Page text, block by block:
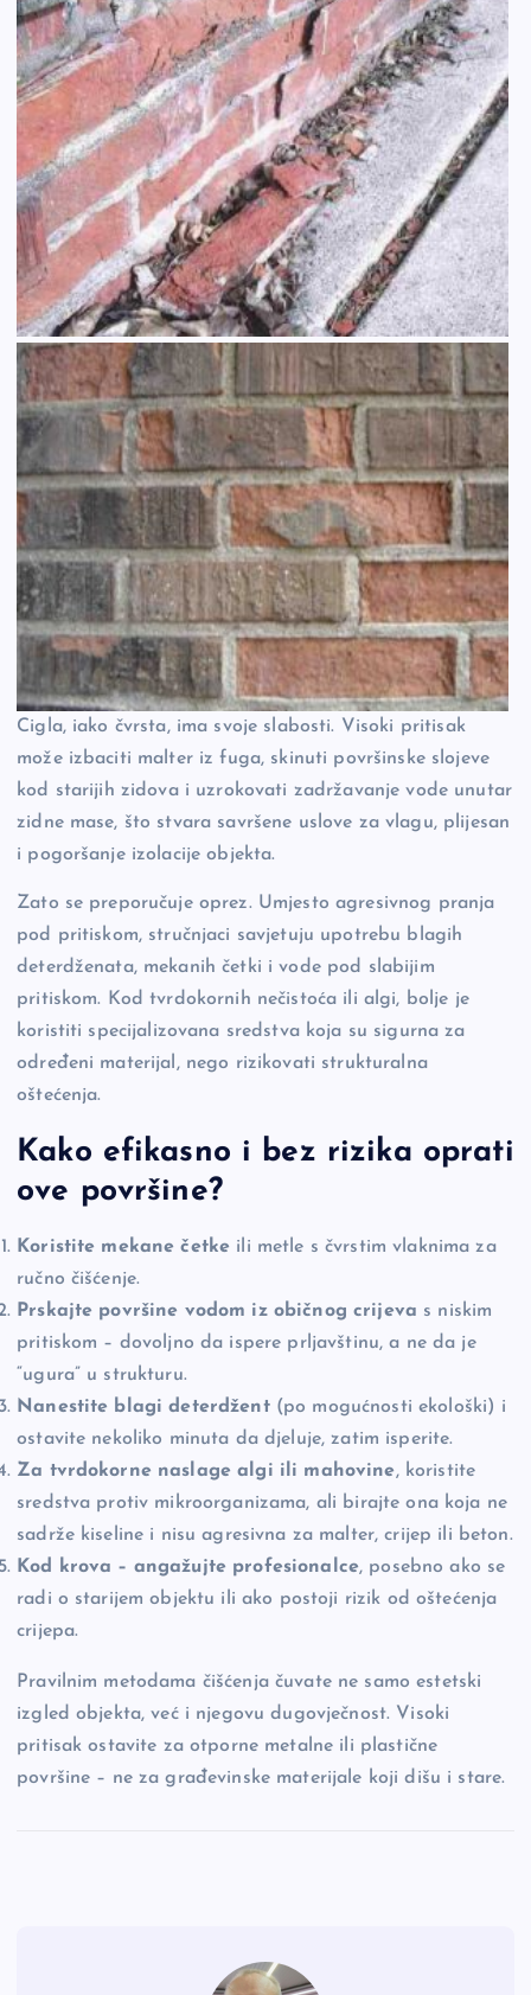
Cigla, iako čvrsta, ima svoje slabosti. Visoki pritisak
može izbaciti malter iz fuga, skinuti površinske slojeve
kod starijih zidova i uzrokovati zadržavanje vode unutar
zidne mase, što stvara savršene uslove za vlagu, plijesan
i pogoršanje izolacije objekta.
Zato se preporučuje oprez. Umjesto agresivnog pranja
pod pritiskom, stručnjaci savjetuju upotrebu blagih
deterdženata, mekanih četki i vode pod slabijim
pritiskom. Kod tvrdokornih nečistoća ili algi, bolje je
koristiti specijalizovana sredstva koja su sigurna za
određeni materijal, nego rizikovati strukturalna
oštećenja.
Kako efikasno i bez rizika oprati
ove površine?
Koristite mekane četke ili metle s čvrstim vlaknima za
ručno čišćenje.
Prskajte površine vodom iz običnog crijeva s niskim
pritiskom – dovoljno da ispere prljavštinu, a ne da je
“ugura” u strukturu.
Nanestite blagi deterdžent(po mogućnosti ekološki) i
ostavite nekoliko minuta da djeluje, zatim isperite.
Za tvrdokorne naslage algi ili mahovine, koristite
sredstva protiv mikroorganizama, ali birajte ona koja ne
sadrže kiseline i nisu agresivna za malter, crijep ili beton.
Kod krova – angažujte profesionalce, posebno ako se
radi o starijem objektu ili ako postoji rizik od oštećenja
crijepa.
Pravilnim metodama čišćenja čuvate ne samo estetski
izgled objekta, već i njegovu dugovječnost. Visoki
pritisak ostavite za otporne metalne ili plastične
površine – ne za građevinske materijale koji dišu i stare.